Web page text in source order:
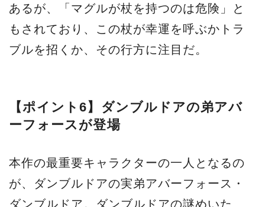
あるが、「マグルが杖を持つのは危険」と
もされており、この杖が幸運を呼ぶかトラ
ブルを招くか、その行方に注目だ。
【ポイント6】ダンブルドアの弟アバ
ーフォースが登場
本作の最重要キャラクターの一人となるの
が、ダンブルドアの実弟アバーフォース・
ダンブルドア。ダンブルドアの謎めいた